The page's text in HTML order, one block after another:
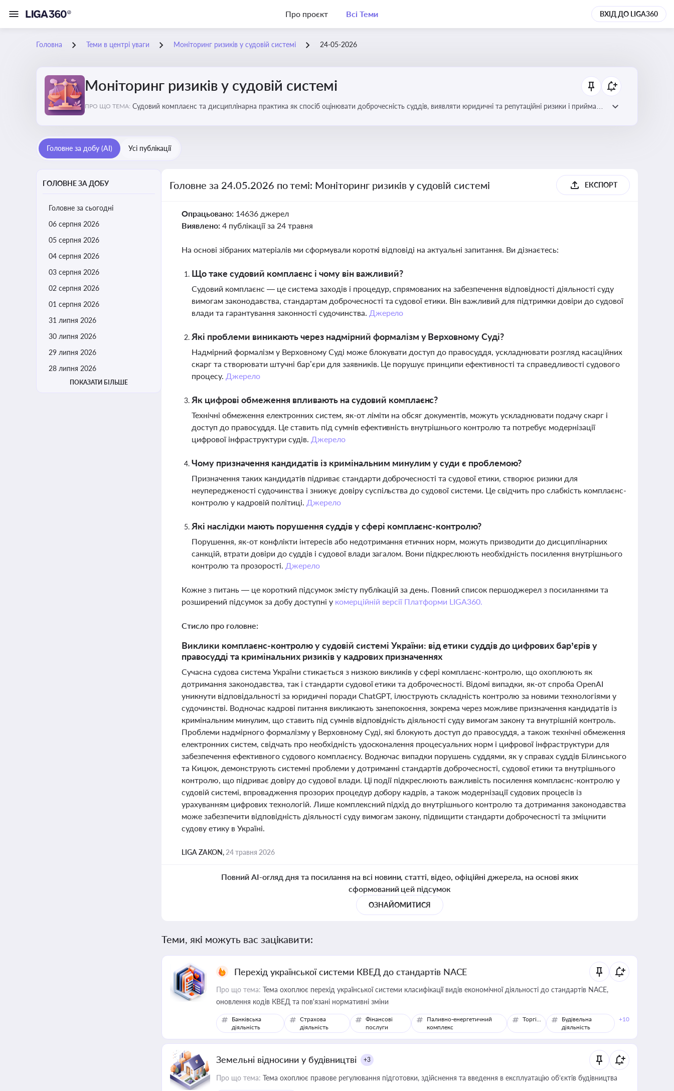
Про проєкт Всі Теми ВХІД ДО LIGA360
Головна Теми в центрі уваги Моніторинг ризиків у судовій системі 24-05-2026
Моніторинг ризиків у судовій системі
ПРО ЩО ТЕМА: Судовий комплаєнс та дисциплінарна практика як спосіб оцінювати доброчесність суддів, виявляти юридичні та репутаційні ризики і приймати
Головне за добу (AI) Усі публікації
ГОЛОВНЕ ЗА ДОБУ
Головне за сьогодні
06 серпня 2026
05 серпня 2026
04 серпня 2026
03 серпня 2026
02 серпня 2026
01 серпня 2026
31 липня 2026
30 липня 2026
29 липня 2026
28 липня 2026
ПОКАЗАТИ БІЛЬШЕ
Головне за 24.05.2026 по темі: Моніторинг ризиків у судовій системі ЕКСПОРТ
Опрацьовано: 14636 джерел
Виявлено: 4 публікації за 24 травня
На основі зібраних матеріалів ми сформували короткі відповіді на актуальні запитання. Ви дізнаєтесь:
Що таке судовий комплаєнс і чому він важливий?
Судовий комплаєнс — це система заходів і процедур, спрямованих на забезпечення відповідності діяльності суду
вимогам законодавства, стандартам доброчесності та судової етики. Він важливий для підтримки довіри до судової
влади та гарантування законності судочинства. Джерело
Які проблеми виникають через надмірний формалізм у Верховному Суді?
Надмірний формалізм у Верховному Суді може блокувати доступ до правосуддя, ускладнювати розгляд касаційних
скарг та створювати штучні бар’єри для заявників. Це порушує принципи ефективності та справедливості судового
процесу. Джерело
Як цифрові обмеження впливають на судовий комплаєнс?
Технічні обмеження електронних систем, як-от ліміти на обсяг документів, можуть ускладнювати подачу скарг і
доступ до правосуддя. Це ставить під сумнів ефективність внутрішнього контролю та потребує модернізації
цифрової інфраструктури судів. Джерело
Чому призначення кандидатів із кримінальним минулим у суди є проблемою?
Призначення таких кандидатів підриває стандарти доброчесності та судової етики, створює ризики для
неупередженості судочинства і знижує довіру суспільства до судової системи. Це свідчить про слабкість комплаєнс-
контролю у кадровій політиці. Джерело
Які наслідки мають порушення суддів у сфері комплаєнс-контролю?
Порушення, як-от конфлікти інтересів або недотримання етичних норм, можуть призводити до дисциплінарних
санкцій, втрати довіри до суддів і судової влади загалом. Вони підкреслюють необхідність посилення внутрішнього
контролю та прозорості. Джерело
Кожне з питань — це короткий підсумок змісту публікацій за день. Повний список першоджерел з посиланнями та
розширений підсумок за добу доступні у комерційній версії Платформи LIGA360.
Стисло про головне:
Виклики комплаєнс-контролю у судовій системі України: від етики суддів до цифрових бар’єрів у
правосудді та кримінальних ризиків у кадрових призначеннях
Сучасна судова система України стикається з низкою викликів у сфері комплаєнс-контролю, що охоплюють як
дотримання законодавства, так і стандарти судової етики та доброчесності. Відомі випадки, як-от спроба OpenAI
уникнути відповідальності за юридичні поради ChatGPT, ілюструють складність контролю за новими технологіями у
судочинстві. Водночас кадрові питання викликають занепокоєння, зокрема через можливе призначення кандидатів із
кримінальним минулим, що ставить під сумнів відповідність діяльності суду вимогам закону та внутрішній контроль.
Проблеми надмірного формалізму у Верховному Суді, які блокують доступ до правосуддя, а також технічні обмеження
електронних систем, свідчать про необхідність удосконалення процесуальних норм і цифрової інфраструктури для
забезпечення ефективного судового комплаєнсу. Водночас випадки порушень суддями, як у справах суддів Білинського
та Кицюк, демонструють системні проблеми у дотриманні стандартів доброчесності, судової етики та внутрішнього
контролю, що підриває довіру до судової влади. Ці події підкреслюють важливість посилення комплаєнс-контролю у
судовій системі, впровадження прозорих процедур добору кадрів, а також модернізації судових процесів із
урахуванням цифрових технологій. Лише комплексний підхід до внутрішнього контролю та дотримання законодавства
може забезпечити відповідність діяльності суду вимогам закону, підвищити стандарти доброчесності та зміцнити
судову етику в Україні.
LIGA ZAKON, 24 травня 2026
Повний AI-огляд дня та посилання на всі новини, статті, відео, офіційні джерела, на основі яких
сформований цей підсумок
ОЗНАЙОМИТИСЯ
Теми, які можуть вас зацікавити:
Перехід української системи КВЕД до стандартів NACE
Про що тема: Тема охоплює перехід української системи класифікації видів економічної діяльності до стандартів NACE,
оновлення кодів КВЕД та пов'язані нормативні зміни
Банківська
діяльність
Страхова
діяльність
Фінансові
послуги
Паливно-енергетичний
комплекс
Торгівля
Будівельна
діяльність
+10
Земельні відносини у будівництві +3
Про що тема: Тема охоплює правове регулювання підготовки, здійснення та введення в експлуатацію об’єктів будівництва